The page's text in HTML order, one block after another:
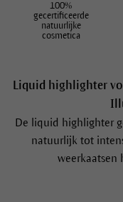
Liquid highlighter
De liquid highlighter
natuurlijk tot
weerkaatsen
100%
gecertificeerde
natuurlijke
cosmetica